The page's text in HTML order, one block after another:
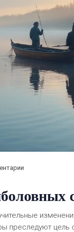
преследуют цель